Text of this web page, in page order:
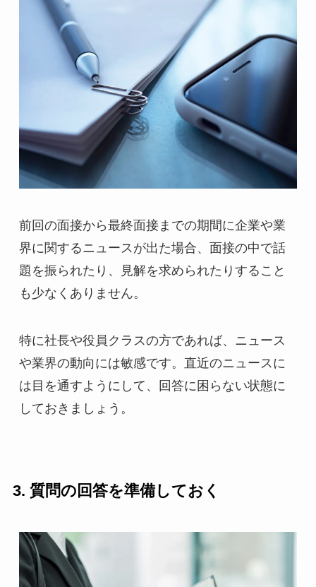
前回の面接から最終面接までの期間に企業や業
界に関するニュースが出た場合、面接の中で話
題を振られたり、見解を求められたりすること
も少なくありません。
特に社長や役員クラスの方であれば、ニュース
や業界の動向には敏感です。直近のニュースに
は目を通すようにして、回答に困らない状態に
しておきましょう。
3. 質問の回答を準備しておく